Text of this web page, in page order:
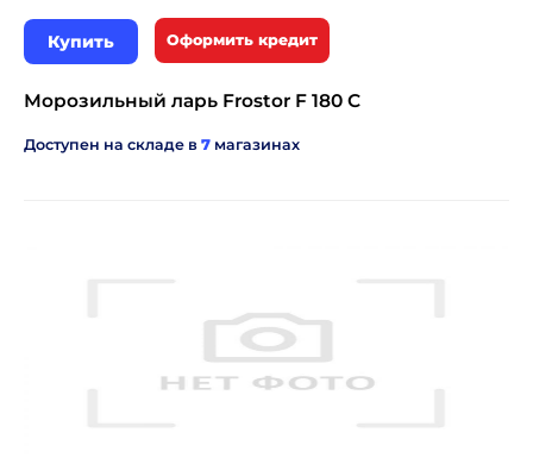
Купить Оформить кредит
Морозильный ларь Frostor F 180 С
Доступен на складе в 7 магазинах